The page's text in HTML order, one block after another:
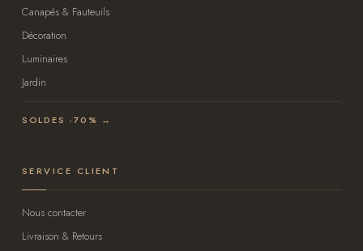
Canapés & Fauteuils
Décoration
Luminaires
Jardin
SOLDES -70% →
SERVICE CLIENT
Nous contacter
Livraison & Retours